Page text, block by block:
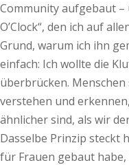
Community aufgebaut –
O’Clock“, den ich auf
Grund, warum ich ihn
einfach: Ich wollte die
überbrücken.
verstehen und
ähnlicher sind, als wir
Dasselbe Prinzip steckt
für Frauen gebaut